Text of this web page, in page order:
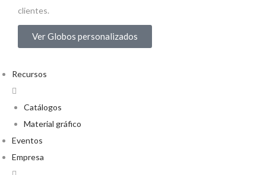
clientes.
Ver Globos personalizados
Recursos
Catálogos
Material gráfico
Eventos
Empresa